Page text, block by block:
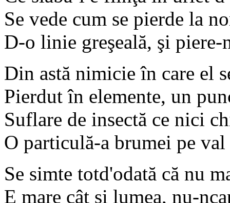
Se vede cum se pierde la
D-o linie greşeală, şi
Din astă nimicie în care el
Pierdut în elemente, un
Suflare de insectă ce nici
O particulă-a brumei pe val
Se simte totd'odată că nu
E mare cât şi lumea, nu-